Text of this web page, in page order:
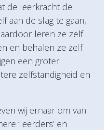
de leerkracht de
aan de slag te gaan,
leren ze zelf
en behalen ze zelf
een groter
zelfstandigheid en
wij ernaar om van
‘leerders’ en